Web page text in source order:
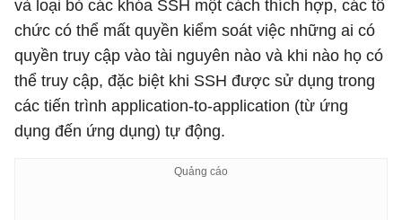
và loại bỏ các khóa SSH một cách thích hợp, các tổ
chức có thể mất quyền kiểm soát việc những ai có
quyền truy cập vào tài nguyên nào và khi nào họ có
thể truy cập, đặc biệt khi SSH được sử dụng trong
các tiến trình application-to-application (từ ứng
dụng đến ứng dụng) tự động.